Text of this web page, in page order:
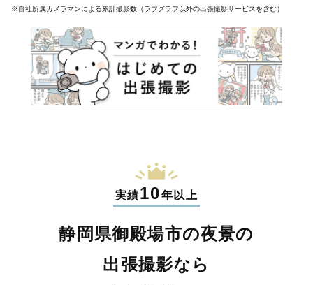
※自社所属カメラマンによる累計撮影数（ラブグラフ以外の出張撮影サービスを含む）
実績10年以上
静岡県御殿場市の夜景の
出張撮影なら